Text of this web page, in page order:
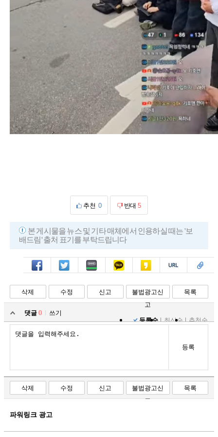
추천 0 반대 5
본 게시물을 뉴스 및 기타 매체에서 인용하실 때는 '보
배드림' 출처 표기를 부탁드립니다
페북 트윗 밴드 카톡 카스 복사 스크랩
삭제 수정 신고
불법광고신
고
목록
댓글 0
쓰기
등록순
최신순 추천순
등록
삭제 수정 신고
불법광고신
고
목록
파워링크 광고